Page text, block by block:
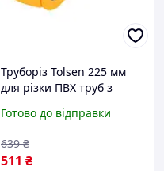
Труборіз Tolsen 225 мм
для різки ПВХ труб з
розкриттям 33001 buzyna
Готово до відправки
511 ₴
639 ₴